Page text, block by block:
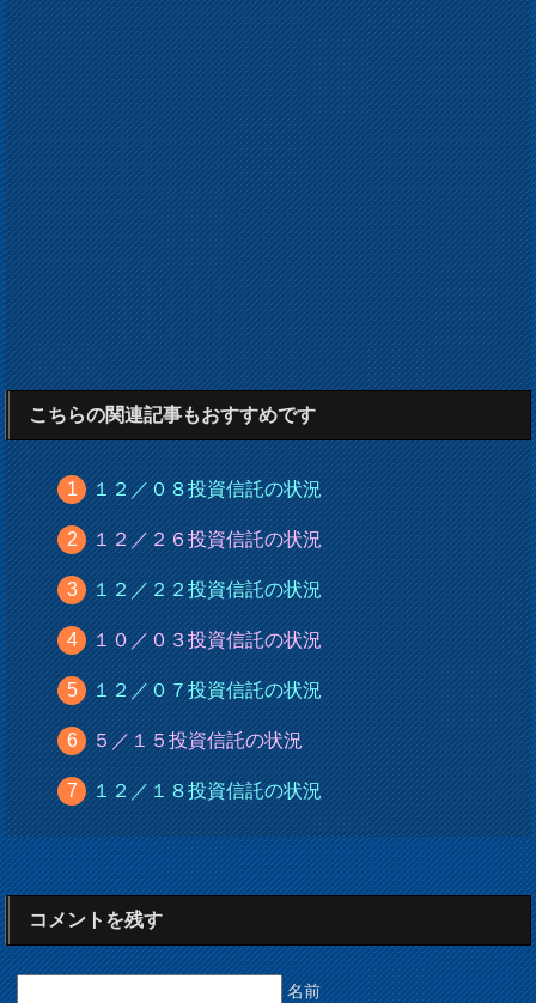
こちらの関連記事もおすすめです
１２／０８投資信託の状況
１２／２６投資信託の状況
１２／２２投資信託の状況
１０／０３投資信託の状況
１２／０７投資信託の状況
５／１５投資信託の状況
１２／１８投資信託の状況
コメントを残す
名前